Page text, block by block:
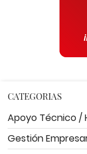
CATEGORIAS
Apoyo Técnico /
Gestión